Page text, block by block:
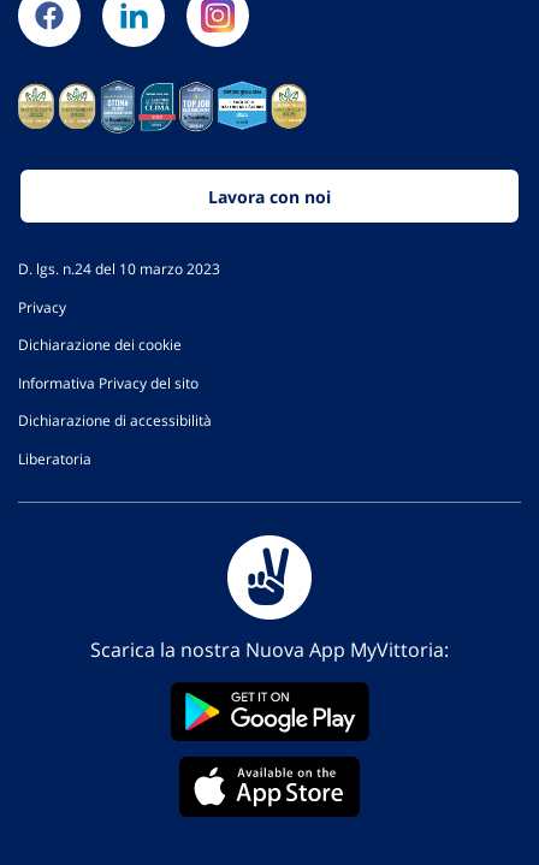
Lavora con noi
D. lgs. n.24 del 10 marzo 2023
Privacy
Dichiarazione dei cookie
Informativa Privacy del sito
Dichiarazione di accessibilità
Liberatoria
Scarica la nostra Nuova App MyVittoria: